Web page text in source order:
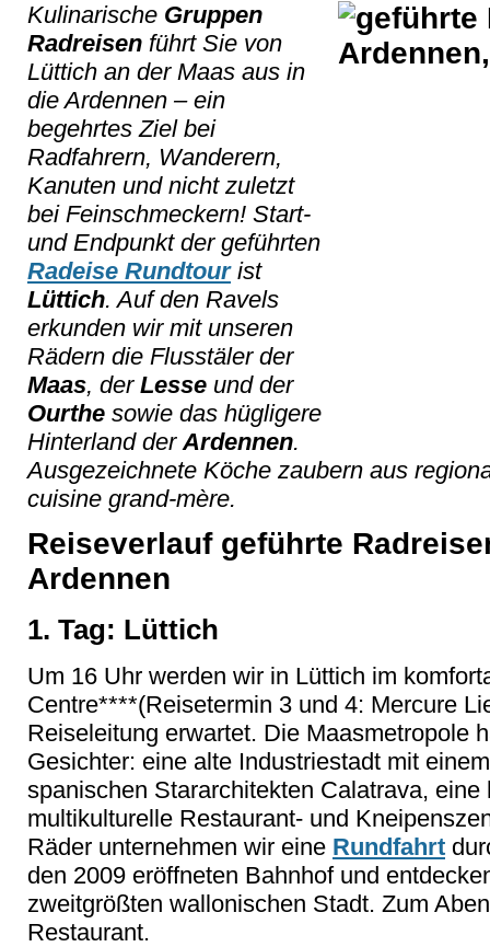
Kulinarische Gruppen
Radreisen führt Sie von
Lüttich an der Maas aus in
die Ardennen – ein
begehrtes Ziel bei
Radfahrern, Wanderern,
Kanuten und nicht zuletzt
bei Feinschmeckern! Start-
und Endpunkt der geführten
Radeise Rundtourist
Lüttich. Auf den Ravels
erkunden wir mit unseren
Rädern die Flusstäler der
Maas, der Lesse und der
Ourthe sowie das hügligere
Hinterland derArdennen.
Ausgezeichnete Köche zaubern aus
cuisine grand-mère.
Reiseverlauf geführte
Ardennen
1. Tag: Lüttich
Um 16 Uhr werden wir in Lüttich im
Centre****(Reisetermin 3 und 4: Mercure
Reiseleitung erwartet. Die Maasmetropole
Gesichter: eine alte Industriestadt mit
spanischen Stararchitekten Calatrava,
multikulturelle Restaurant- und
Räder unternehmen wir eine Rundfahrt
den 2009 eröffneten Bahnhof und
zweitgrößten wallonischen Stadt. Zum
Restaurant.